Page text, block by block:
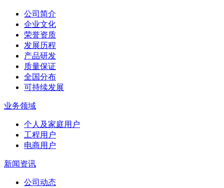
公司简介
企业文化
荣誉资质
发展历程
产品研发
质量保证
全国分布
可持续发展
业务领域
个人及家庭用户
工程用户
电商用户
新闻资讯
公司动态